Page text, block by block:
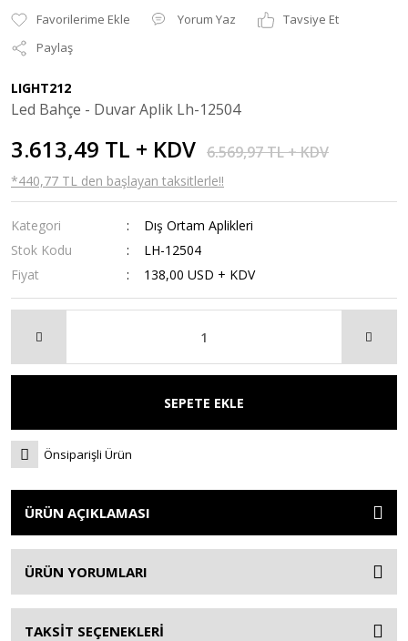
Yorum Yaz
Tavsiye Et
Paylaş
LIGHT212
Led Bahçe - Duvar Aplik Lh-12504
3.613,49 TL + KDV 6.569,97 TL + KDV
*440,77 TL den başlayan taksitlerle!!
Kategori
Dış Ortam Aplikleri
Stok Kodu
LH-12504
Fiyat
138,00 USD + KDV
SEPETE EKLE
Önsiparişli Ürün
ÜRÜN AÇIKLAMASI
ÜRÜN YORUMLARI
TAKSİT SEÇENEKLERİ